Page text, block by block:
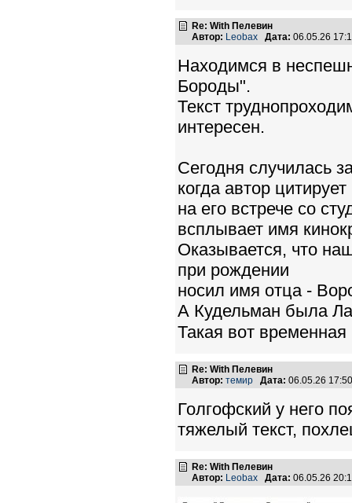
Re: With Пелевин
Автор: Leobax Дата: 06.05.26
Находимся в
Бороды".
Текст
интересен.
Сегодня случилась
когда автор
на его встрече со
всплывает имя
Оказывается, что
при рождении
носил имя отца -
А Кудельман была
Такая вот временная
Re: With Пелевин
Автор: темир Дата: 06.05.26
Голгофский у него
тяжелый текст,
Re: With Пелевин
Автор: Leobax Дата: 06.05.26